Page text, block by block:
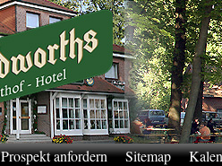
Prospekt anfordern Sitemap